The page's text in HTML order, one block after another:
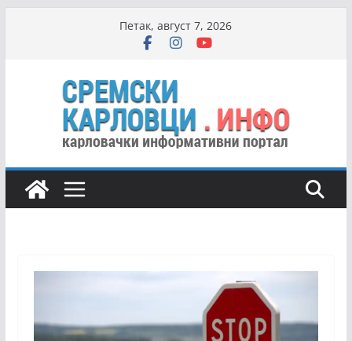
Петак, август 7, 2026